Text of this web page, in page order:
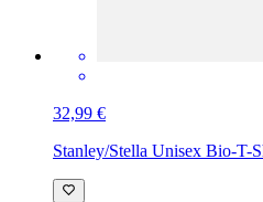
32,99 €
Stanley/Stella Unisex Bio-T-